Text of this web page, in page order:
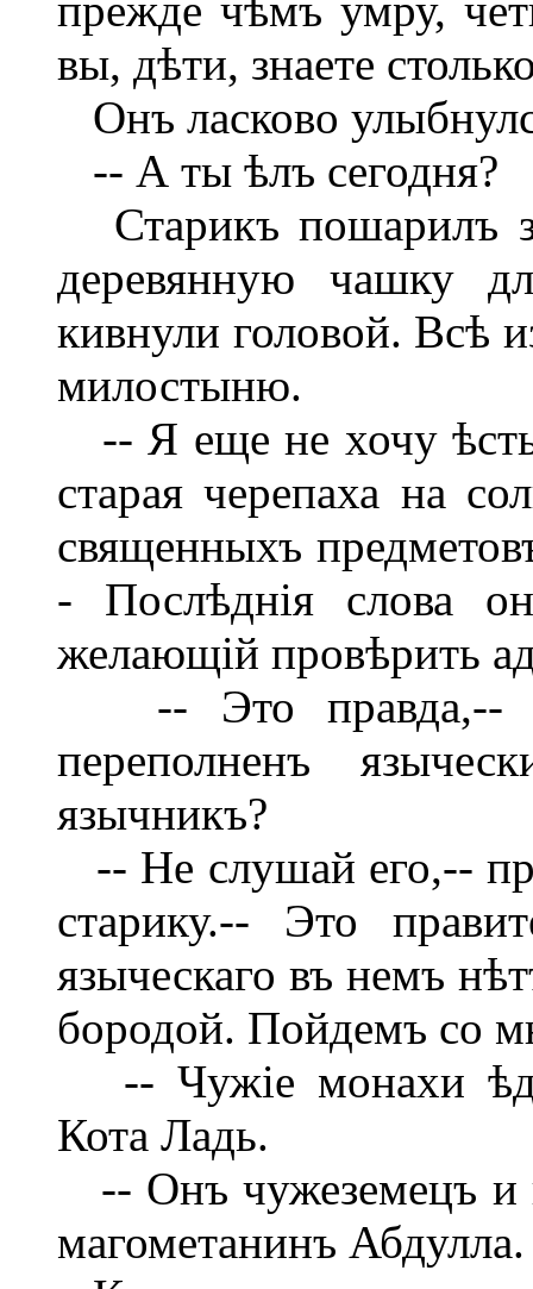
вы, дѣти, знаете
Онъ ласково
-- А ты ѣлъ сегодня?
Старикъ пошарилъ
деревянную чашку
кивнули головой. Всѣ
милостыню.
-- Я еще не хочу
старая черепаха на
священныхъ
- Послѣднія слова
желающій провѣрить
-- Это правда,--
переполненъ
язычникъ?
-- Не слушай его,--
старику.-- Это
языческаго въ немъ
бородой. Пойдемъ со
-- Чужіе монахи
Кота Ладь.
-- Онъ чужеземецъ и
магометанинъ Абдулла.